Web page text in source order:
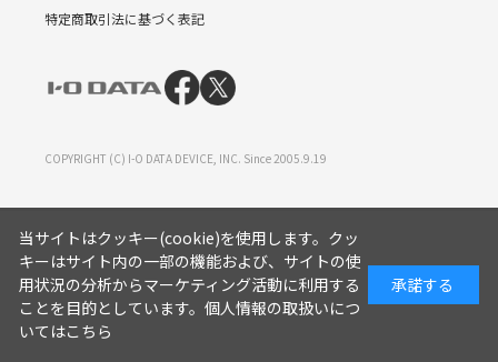
特定商取引法に基づく表記
COPYRIGHT (C) I-O DATA DEVICE, INC. Since 2005.9.19
当サイトはクッキー(cookie)を使用します。クッ
キーはサイト内の一部の機能および、サイトの使
用状況の分析からマーケティング活動に利用する
ことを目的としています。 個人情報の取扱いにつ
いてはこちら
承諾する